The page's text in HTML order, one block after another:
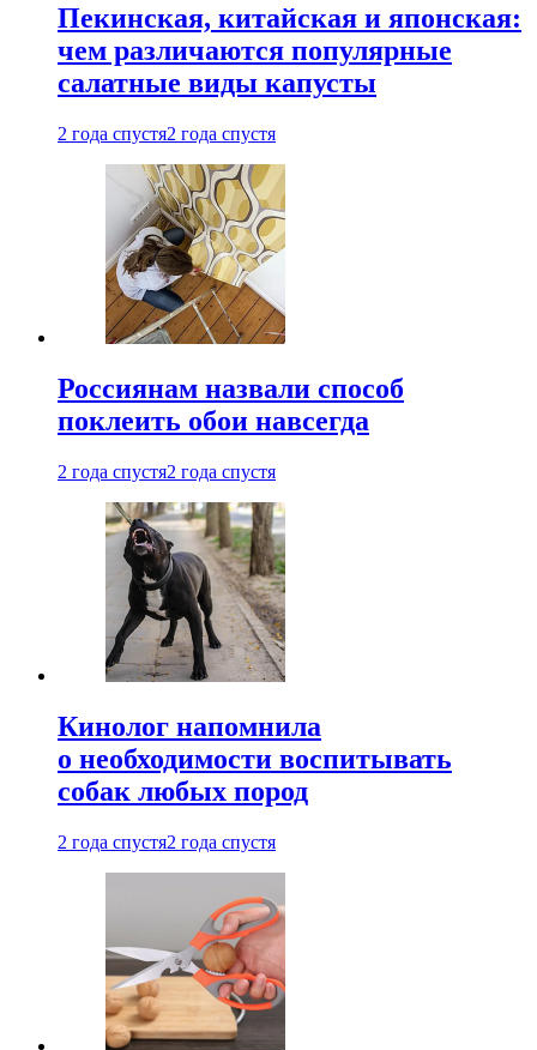
Пекинская, китайская и японская:
чем различаются популярные
салатные виды капусты
2 года спустя2 года спустя
Россиянам назвали способ
поклеить обои навсегда
2 года спустя2 года спустя
Кинолог напомнила
о необходимости воспитывать
собак любых пород
2 года спустя2 года спустя